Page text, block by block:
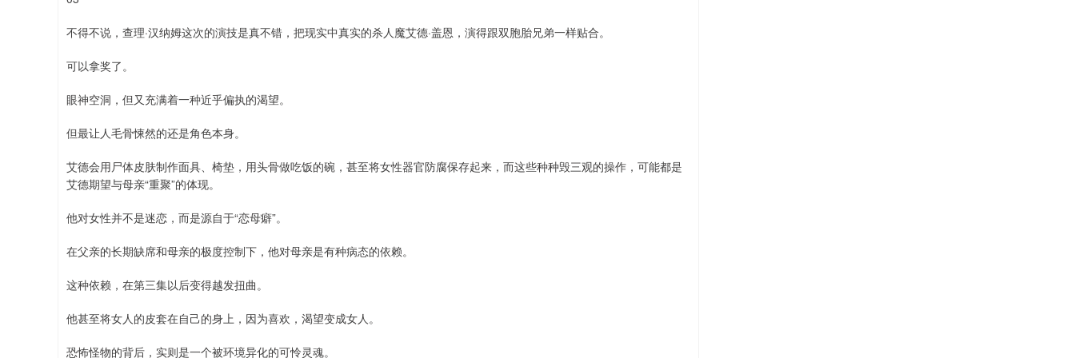
不得不说，查理·汉纳姆这次的演技是真不错，把现实中真实的杀人魔艾德·盖恩，演得跟双胞胎兄弟一样贴合。
可以拿奖了。
眼神空洞，但又充满着一种近乎偏执的渴望。
但最让人毛骨悚然的还是角色本身。
艾德会用尸体皮肤制作面具、椅垫，用头骨做吃饭的碗，甚至将女性器官防腐保存起来，而这些种种毁三观的操作，可能都是
艾德期望与母亲“重聚”的体现。
他对女性并不是迷恋，而是源自于“恋母癖”。
在父亲的长期缺席和母亲的极度控制下，他对母亲是有种病态的依赖。
这种依赖，在第三集以后变得越发扭曲。
他甚至将女人的皮套在自己的身上，因为喜欢，渴望变成女人。
恐怖怪物的背后，实则是一个被环境异化的可怜灵魂。